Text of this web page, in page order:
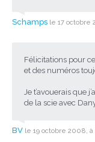
Schamps le 17 octobre
Félicitations pour
et des numéros
Je t’avouerais que
de la scie avec
BV le 19 octobre 2008, à